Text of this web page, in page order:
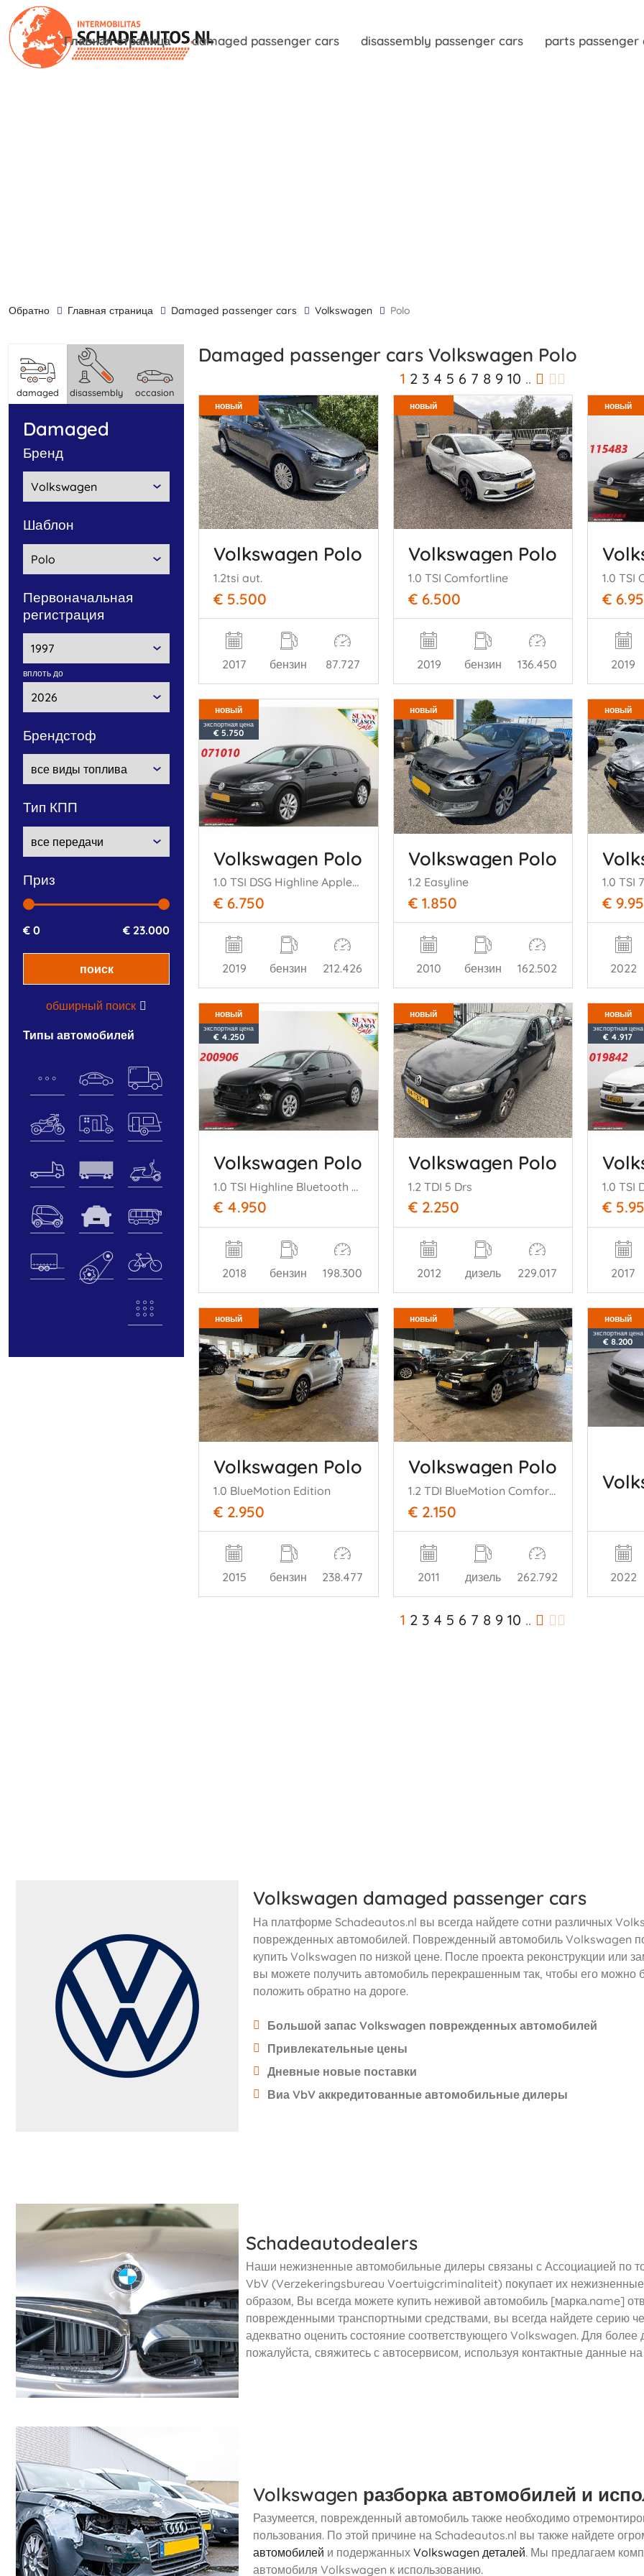
Главная страница damaged passenger cars disassembly passenger cars parts passenger
обратно Главная страница damaged passenger cars Volkswagen Polo
damaged disassembly occasion
damaged
бренд
шаблон
Первоначальная
регистрация
вплоть до
брендстоф
тип КПП
приз
€ 0 € 23.000
поиск
обширный поиск
типы автомобилей
damaged passenger cars Volkswagen Polo
1 2 3 4 5 6 7 8 9 10 ..
новый
Volkswagen Polo
1.2tsi aut.
€ 5.500
2017 бензин 87.727
новый
Volkswagen Polo
1.0 TSI Comfortline
€ 6.500
2019 бензин 136.450
новый
€
2019
новый
экспортная цена
€ 5.750
Volkswagen Polo
1.0 TSI DSG Highline Apple/Android ACC Clima PDC
€ 6.750
2019 бензин 212.426
новый
Volkswagen Polo
1.2 Easyline
€ 1.850
2010 бензин 162.502
новый
€
2022
новый
экспортная цена
€ 4.250
Volkswagen Polo
1.0 TSI Highline Bluetooth Clima Cruise PDC
€ 4.950
2018 бензин 198.300
новый
Volkswagen Polo
1.2 TDI 5 Drs
€ 2.250
2012 дизель 229.017
новый
экспортная цена
€ 4.917
€
2017
новый
Volkswagen Polo
1.0 BlueMotion Edition
€ 2.950
2015 бензин 238.477
новый
Volkswagen Polo
1.2 TDI BlueMotion Comfortline
€ 2.150
2011 дизель 262.792
новый
экспортная цена
€ 8.200
2022
1 2 3 4 5 6 7 8 9 10 ..
Volkswagen damaged passenger cars
На платформе Schadeautos.nl вы всегда найдете сотни различных
поврежденных автомобилей. Поврежденный автомобиль Volkswagen
купить Volkswagen по низкой цене. После проекта реконструкции или
вы можете получить автомобиль перекрашенным так, чтобы его можно
положить обратно на дороге.
Большой запас Volkswagen поврежденных автомобилей
Привлекательные цены
Дневные новые поставки
Виа VbV аккредитованные автомобильные дилеры
Schadeautodealers
Наши нежизненные автомобильные дилеры связаны с Ассоциацией по
VbV (Verzekeringsbureau Voertuigcriminaliteit) покупает их
образом, Вы всегда можете купить неживой автомобиль [марка.name]
поврежденными транспортными средствами, вы всегда найдете серию
адекватно оценить состояние соответствующего Volkswagen. Для
пожалуйста, свяжитесь с автосервисом, используя контактные данные
Volkswagen разборка автомобилей и
Разумеется, поврежденный автомобиль также необходимо
пользования. По этой причине на Schadeautos.nl вы также найдете
автомобилей и подержанных Volkswagen деталей. Мы предлагаем
автомобиля Volkswagen к использованию.